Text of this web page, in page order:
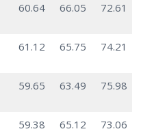
60.64 66.05 72.61
61.12 65.75 74.21
59.65 63.49 75.98
59.38 65.12 73.06